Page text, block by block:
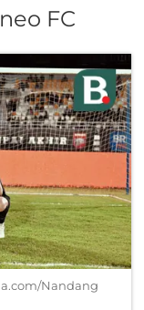
FC
Nandang